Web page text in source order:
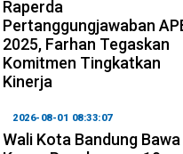
Raperda
Pertanggungjawaban
2025, Farhan Tegaskan
Komitmen Tingkatkan
Kinerja
2026-08-01 08:33:07
Wali Kota Bandung Bawa